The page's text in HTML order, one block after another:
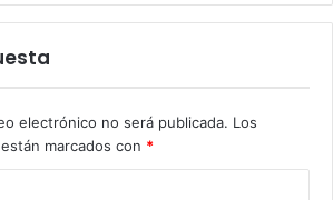
electrónico no será publicada. Los
marcados con *